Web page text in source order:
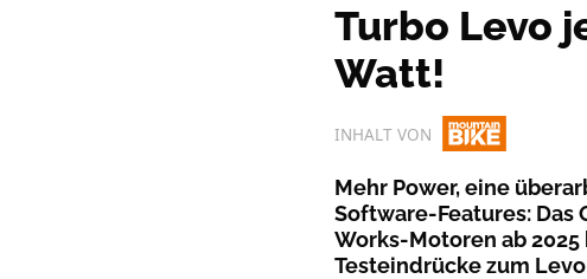
Turbo Levo
Watt!
INHALT VON
Mehr Power, eine
Software-Features: Das
Works-Motoren ab
Testeindrücke zum